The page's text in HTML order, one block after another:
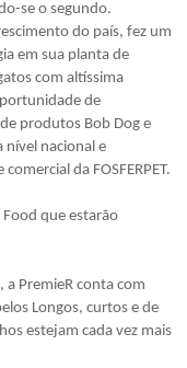
se o segundo.
do país, fez um
em sua planta de
com altíssima
de
produtos Bob Dog e
nível nacional e
da FOSFERPET.
que estarão
PremieR conta com
Longos, curtos e de
estejam cada vez mais